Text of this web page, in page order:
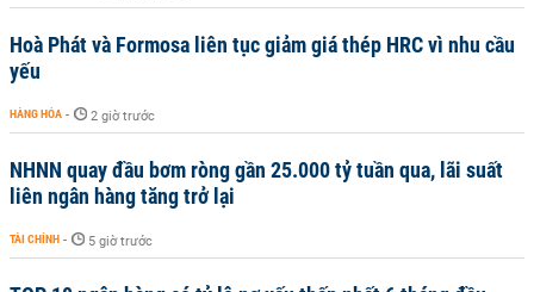
Hoà Phát và Formosa liên tục giảm giá thép HRC vì nhu cầu
yếu
HÀNG HÓA - 2 giờ trước
NHNN quay đầu bơm ròng gần 25.000 tỷ tuần qua, lãi suất
liên ngân hàng tăng trở lại
TÀI CHÍNH - 5 giờ trước